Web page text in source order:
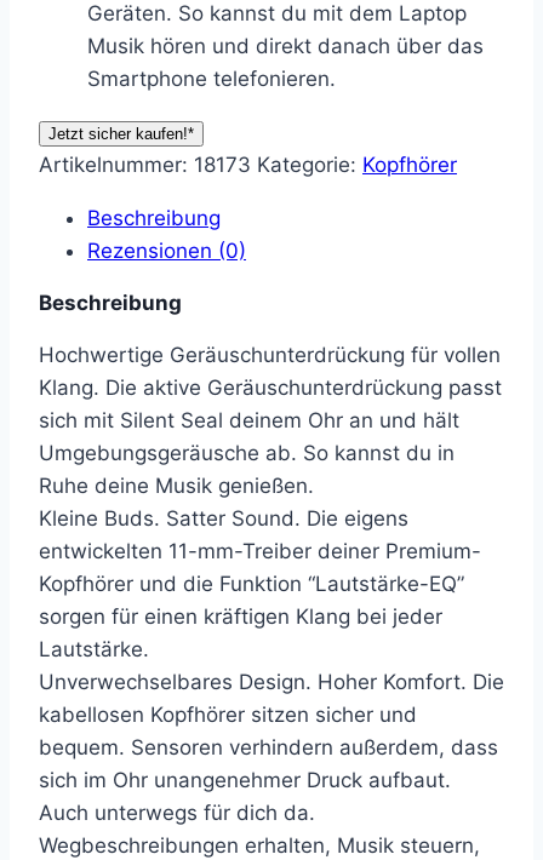
Geräten. So kannst du mit dem Laptop
Musik hören und direkt danach über das
Smartphone telefonieren.
Jetzt sicher kaufen!*
Artikelnummer: 18173 Kategorie: Kopfhörer
Beschreibung
Rezensionen (0)
Beschreibung
Hochwertige Geräuschunterdrückung für vollen
Klang. Die aktive Geräuschunterdrückung passt
sich mit Silent Seal deinem Ohr an und hält
Umgebungsgeräusche ab. So kannst du in
Ruhe deine Musik genießen.
Kleine Buds. Satter Sound. Die eigens
entwickelten 11-mm-Treiber deiner Premium-
Kopfhörer und die Funktion “Lautstärke-EQ”
sorgen für einen kräftigen Klang bei jeder
Lautstärke.
Unverwechselbares Design. Hoher Komfort. Die
kabellosen Kopfhörer sitzen sicher und
bequem. Sensoren verhindern außerdem, dass
sich im Ohr unangenehmer Druck aufbaut.
Auch unterwegs für dich da.
Wegbeschreibungen erhalten, Musik steuern,